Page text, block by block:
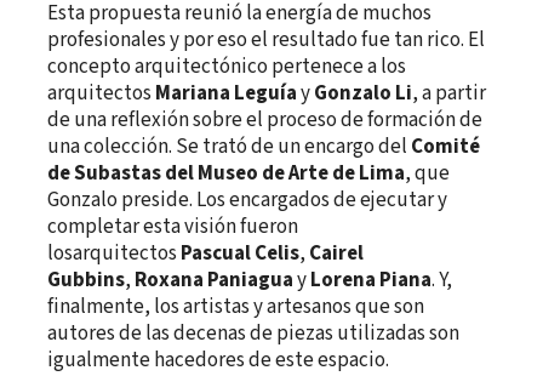
Esta propuesta reunió la energía de muchos
profesionales y por eso el resultado fue tan rico. El
concepto arquitectónico pertenece a los
arquitectos Mariana LeguíayGonzalo Li, a partir
de una reflexión sobre el proceso de formación de
una colección. Se trató de un encargo del Comité
de Subastas del Museo de Arte de Lima, que
Gonzalo preside. Los encargados de ejecutar y
completar esta visión fueron
losarquitectos Pascual Celis, Cairel
Gubbins, Roxana PaniaguayLorena Piana. Y,
finalmente, los artistas y artesanos que son
autores de las decenas de piezas utilizadas son
igualmente hacedores de este espacio.